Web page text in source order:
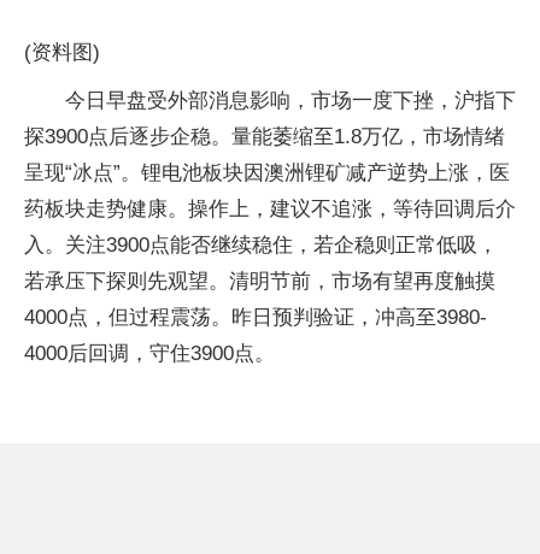
(资料图)
今日早盘受外部消息影响，市场一度下挫，沪指下
探3900点后逐步企稳。量能萎缩至1.8万亿，市场情绪
呈现“冰点”。锂电池板块因澳洲锂矿减产逆势上涨，医
药板块走势健康。操作上，建议不追涨，等待回调后介
入。关注3900点能否继续稳住，若企稳则正常低吸，
若承压下探则先观望。清明节前，市场有望再度触摸
4000点，但过程震荡。昨日预判验证，冲高至3980-
4000后回调，守住3900点。